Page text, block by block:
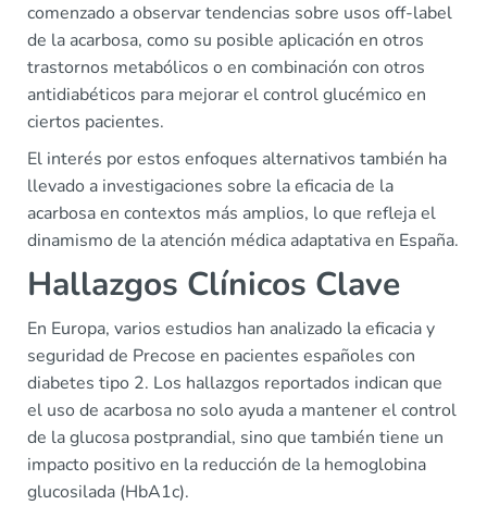
comenzado a observar tendencias sobre usos off-label
de la acarbosa, como su posible aplicación en otros
trastornos metabólicos o en combinación con otros
antidiabéticos para mejorar el control glucémico en
ciertos pacientes.
El interés por estos enfoques alternativos también ha
llevado a investigaciones sobre la eficacia de la
acarbosa en contextos más amplios, lo que refleja el
dinamismo de la atención médica adaptativa en España.
Hallazgos Clínicos Clave
En Europa, varios estudios han analizado la eficacia y
seguridad de Precose en pacientes españoles con
diabetes tipo 2. Los hallazgos reportados indican que
el uso de acarbosa no solo ayuda a mantener el control
de la glucosa postprandial, sino que también tiene un
impacto positivo en la reducción de la hemoglobina
glucosilada (HbA1c).